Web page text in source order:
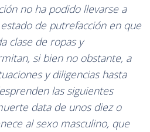
no ha podido llevarse a
de putrefacción en que
clase de ropas y
si bien no obstante, a
y diligencias hasta
las siguientes
data de unos diez o
al sexo masculino, que